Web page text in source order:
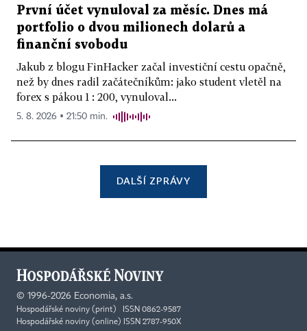
První účet vynuloval za měsíc. Dnes má
portfolio o dvou milionech dolarů a
finanční svobodu
Jakub z blogu FinHacker začal investiční cestu opačně,
než by dnes radil začátečníkům: jako student vletěl na
forex s pákou 1 : 200, vynuloval...
5. 8. 2026 ▪ 21:50 min.
DALŠÍ ZPRÁVY
© 1996-2026 Economia, a.s.
Hospodářské noviny (print) ISSN 0862-9587
Hospodářské noviny (online) ISSN 2787-950X